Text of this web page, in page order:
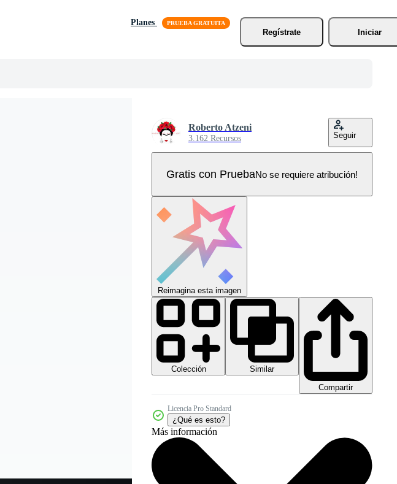
Planes
Regístrate
Iniciar
Roberto Atzeni
3.162 Recursos Seguir
Gratis con PruebaNo se requiere atribución!
Reimagina esta imagen
Colección
Similar
Compartir
Licencia Pro Standard
¿Qué es esto?
Más información